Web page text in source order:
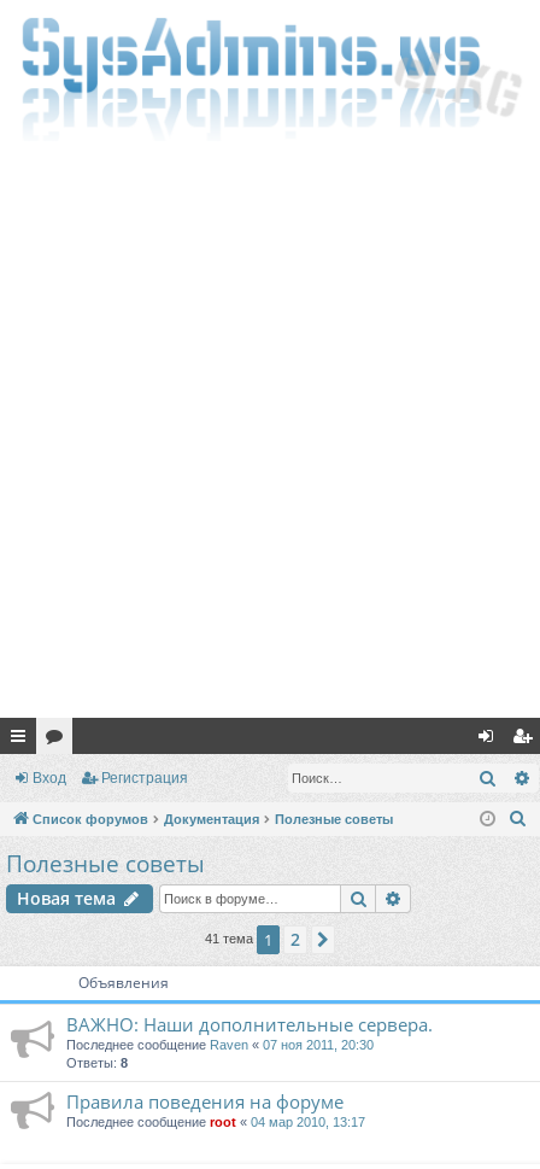
с
ы
и
ор хо
д
ег
ис
Вход Регистрация
Список форумов Документация Полезные советы
Полезные советы
Новая тема Поиск
41 тема 1 2
Объявления
ВАЖНО: Наши дополнительные сервера.
Последнее сообщение Raven « 07 ноя 2011, 20:30
Ответы: 8
Правила поведения на форуме
Последнее сообщение root « 04 мар 2010, 13:17